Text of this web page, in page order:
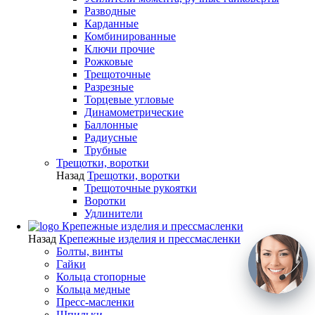
Разводные
Карданные
Комбинированные
Ключи прочие
Рожковые
Трещоточные
Разрезные
Торцевые угловые
Динамометрические
Баллонные
Радиусные
Трубные
Трещотки, воротки
Назад Трещотки, воротки
Трещоточные рукоятки
Воротки
Удлинители
Крепежные изделия и прессмасленки
Назад Крепежные изделия и прессмасленки
Болты, винты
Гайки
Кольца стопорные
Кольца медные
Пресс-масленки